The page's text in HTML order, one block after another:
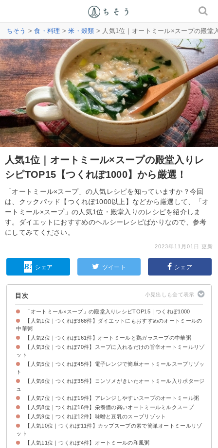
ちそう >食・料理 >米・穀類 > 人気1位｜オートミール×スープの殿堂
人気1位｜オートミール×スープの殿堂入りレ
シピTOP15【つくれぽ1000】から厳選！
「オートミール×スープ」の人気レシピを知っていますか？今回
は、クックパッド【つくれぽ1000以上】などから厳選して、「オ
ートミール×スープ」の人気1位・殿堂入りのレシピを紹介しま
す。ダイエットにおすすめのヘルシーレシピばかりなので、参考
にしてみてください。
2023年11月01日 更新
シェア ツイート シェア
目次
「オートミール×スープ」の殿堂入りレシピTOP15｜つくれぽ1000
【人気1位｜つくれぽ368件】ダイエットにもおすすめのオートミールの
中華粥
【人気2位｜つくれぽ161件】オートミールと鶏ガラスープの中華粥
【人気3位｜つくれぽ70件】スープに入れるだけの旨辛オートミールリゾ
ット
【人気5位｜つくれぽ45件】電子レンジで簡単オートミールスープリゾッ
ト
【人気6位｜つくれぽ35件】コンソメがきいたオートミール入りポタージ
ュ
【人気7位｜つくれぽ19件】アレンジしやすいスープのオートミール粥
【人気8位｜つくれぽ16件】栄養価の高いオートミールミルクスープ
【人気9位｜つくれぽ12件】味噌と豆乳のスープリゾット
【人気10位｜つくれぽ11件】カップスープの素で簡単オートミールリゾ
ット
【人気11位｜つくれぽ4件】オートミールの和風粥